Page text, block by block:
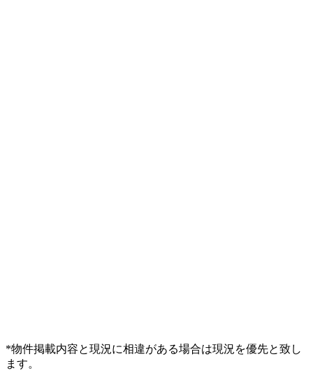
*物件掲載内容と現況に相違がある場合は現況を優先と致し
ます。